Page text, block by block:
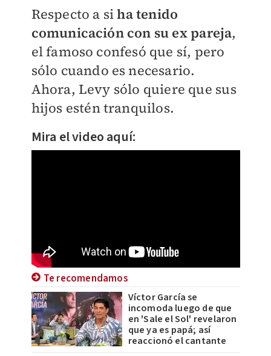
Respecto a siha tenido
comunicación con su ex pareja,
el famoso confesó que sí, pero
sólo cuando es necesario.
Ahora, Levy sólo quiere que sus
hijos estén tranquilos.
Mira el video aquí:
Te recomendamos
Víctor García se
incomoda luego de que
en 'Sale el Sol' revelaron
que ya es papá; así
reaccionó el cantante